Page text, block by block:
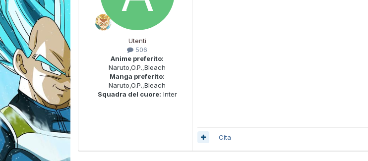
Utenti
506
Anime preferito:
Naruto,O.P.,Bleach
Manga preferito:
Naruto,O.P.,Bleach
Squadra del cuore: Inter
Cita